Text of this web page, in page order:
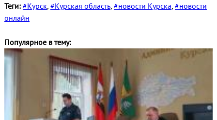
Теги: #Курск, #Курская область, #новости Курска, #новости
онлайн
Популярное в тему: